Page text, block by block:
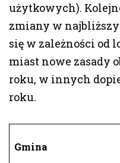
użytkowych).
zmiany w
się w zależności od
miast nowe zasady
roku, w innych
roku.
Gmina